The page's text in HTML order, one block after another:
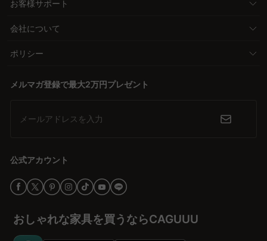
お客様サポート
会社について
ポリシー
メルマガ登録で最大2万円プレゼント
メールアドレスを入力
公式アカウント
おしゃれな家具を買うならCAGUUU